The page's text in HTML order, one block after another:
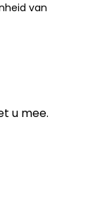
van
u mee.